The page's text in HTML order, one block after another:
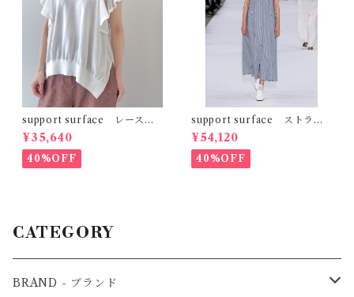
support surface レースコ
ンビフリルニット
¥35,640
40%OFF
support surface ストライ
プシャツワンピース
¥54,120
40%OFF
CATEGORY
BRAND - ブランド